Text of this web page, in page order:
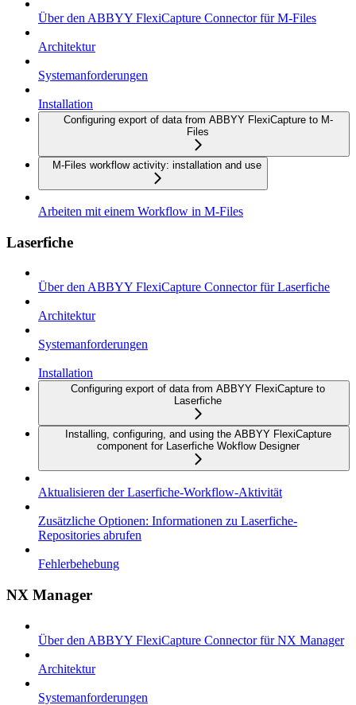
Über den ABBYY FlexiCapture Connector für M-Files
Architektur
Systemanforderungen
Installation
Configuring export of data from ABBYY FlexiCapture to M-
Files
M-Files workflow activity: installation and use
Arbeiten mit einem Workflow in M-Files
Laserfiche
Über den ABBYY FlexiCapture Connector für Laserfiche
Architektur
Systemanforderungen
Installation
Configuring export of data from ABBYY FlexiCapture to
Laserfiche
Installing, configuring, and using the ABBYY FlexiCapture
component for Laserfiche Wokflow Designer
Aktualisieren der Laserfiche-Workflow-Aktivität
Zusätzliche Optionen: Informationen zu Laserfiche-
Repositories abrufen
Fehlerbehebung
NX Manager
Über den ABBYY FlexiCapture Connector für NX Manager
Architektur
Systemanforderungen